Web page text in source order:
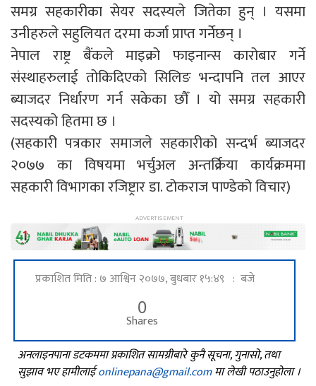
समग्र सहकारीका सेयर सदस्यले जितेका हुन् । यसमा
उनीहरुले सहुलियत दरमा कर्जा प्राप्त गर्नेछन् ।
नेपाल राष्ट्र बैंकले माइक्रो फाइनान्स कारोबार गर्ने
संस्थाहरुलाई तोकिदिएको सिलिङ भन्दापनि तल आएर
ब्याजदर निर्धारण गर्न सकेका छौँ । यो समग्र सहकारी
सदस्यको हितमा छ ।
(सहकारी पत्रकार समाजले सहकारीको सन्दर्भ ब्याजदर
२०७७ का विषयमा भर्चुअल अन्तर्क्रिया कार्यक्रममा
सहकारी विभागका रजिष्ट्रार डा. टोकराज पाण्डेको विचार)
प्रकाशित मिति : ७ आश्विन २०७७, बुधबार १५:४९ : बजे
0
Shares
अनलाइनपाना डटकममा प्रकाशित सामग्रीबारे कुनै सूचना, गुनासो, तथा
सुझाव भए हामीलाईonlinepana@gmail.comमा लेखी पठाउनुहोला ।